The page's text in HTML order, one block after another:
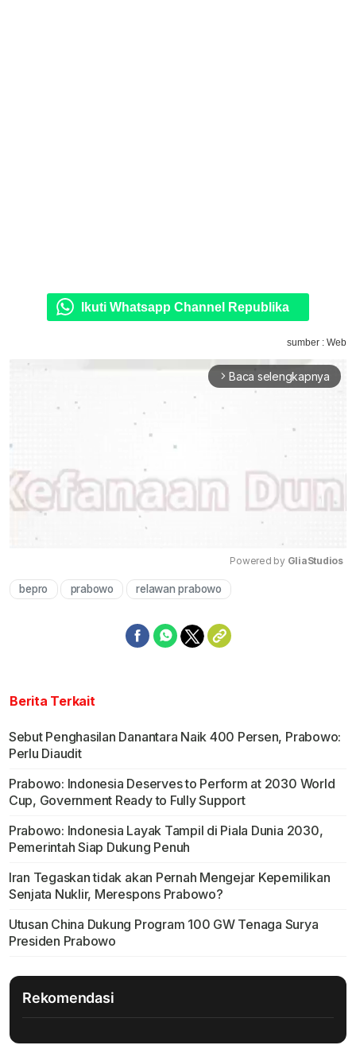
Ikuti Whatsapp Channel Republika
sumber : Web
arrow_forward_ios Baca selengkapnya
Powered by GliaStudios
bepro prabowo relawan prabowo
Berita Terkait
Sebut Penghasilan Danantara Naik 400 Persen, Prabowo:
Perlu Diaudit
Prabowo: Indonesia Deserves to Perform at 2030 World
Cup, Government Ready to Fully Support
Prabowo: Indonesia Layak Tampil di Piala Dunia 2030,
Pemerintah Siap Dukung Penuh
Iran Tegaskan tidak akan Pernah Mengejar Kepemilikan
Senjata Nuklir, Merespons Prabowo?
Utusan China Dukung Program 100 GW Tenaga Surya
Presiden Prabowo
Rekomendasi